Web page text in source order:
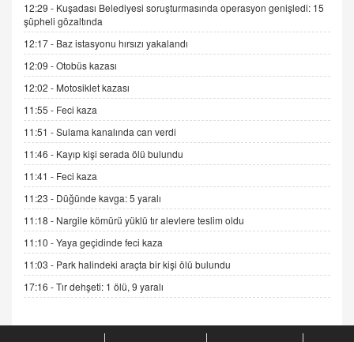
ADEM AKÖL
Esed Destekçilerinin Yüzüne Vurulan Şamar:
Sednaya
11.12.2024 12:30
DR. EKREM ASLAN
Gerçek Ne, Algı Ne? "Beraber Yürüyoruz"
Cümlesinin Peşinden
19.07.2025 12:45
GÖNÜL MENEKŞE
Şifacının Yolu
04.11.2025 12:56
AV. RÜMEYSA ÖZKALE
Kira Uyuşmazlıklarında Dava Açmadan Önce
Arabulucuya Başvuru Şartı
CAN UĞURATEŞ
12:29 - Kuşadası Belediyesi soruşturmasında operasyon genişledi: 15
şüpheli gözaltında
12:17 - Baz istasyonu hırsızı yakalandı
12:09 -Otobüs kazası
12:02 - Motosiklet kazası
11:55 - Feci kaza
11:51 -Sulama kanalında can verdi
11:46 - Kayıp kişi serada ölü bulundu
11:41 - Feci kaza
11:23 - Düğünde kavga: 5 yaralı
11:18 - Nargile kömürü yüklü tır alevlere teslim oldu
11:10 -Yaya geçidinde feci kaza
11:03 - Park halindeki araçta bir kişi ölü bulundu
17:16 -Tır dehşeti: 1 ölü, 9 yaralı